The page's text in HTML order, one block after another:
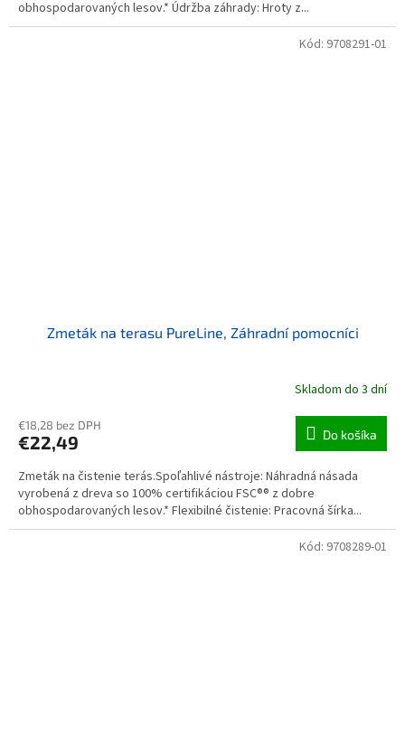
obhospodarovaných lesov.* Údržba záhrady: Hroty z...
Zmeták na terasu PureLine, Záhradní pomocníci
Skladom do 3 dní
€18,28 bez DPH
€22,49 Do košíka
Zmeták na čistenie terás.Spoľahlivé nástroje: Náhradná násada
vyrobená z dreva so 100% certifikáciou FSC®® z dobre
obhospodarovaných lesov.* Flexibilné čistenie: Pracovná šírka...
Kód: 9708291-01
Kód: 9708289-01